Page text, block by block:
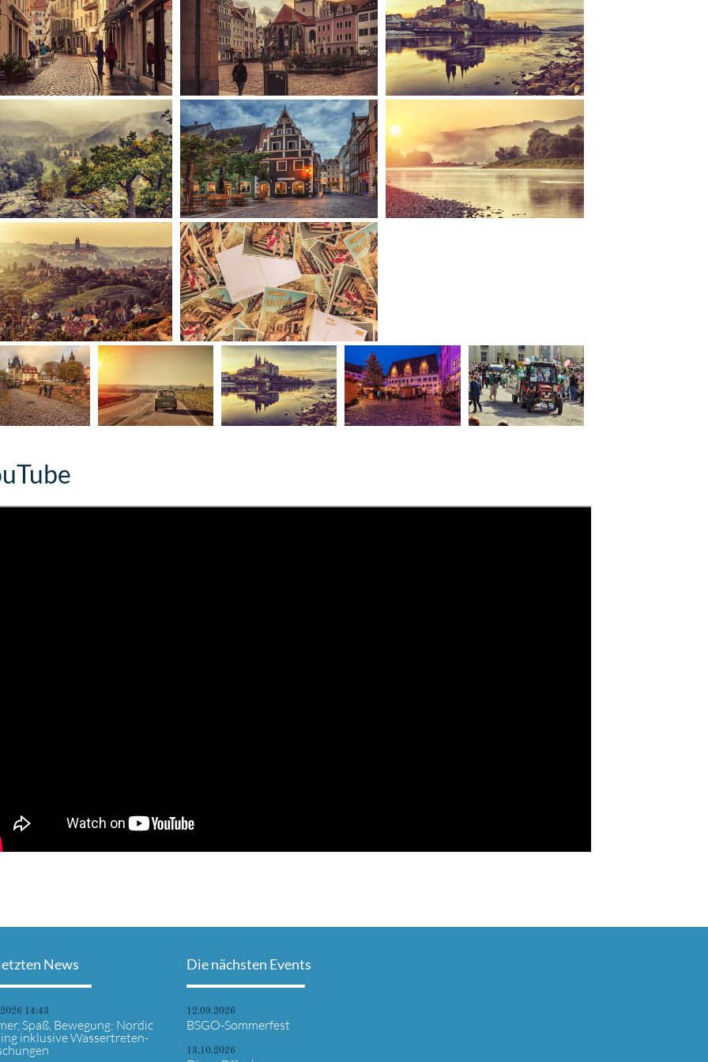
News
14:43
Spaß, Bewegung: Nordic
inklusive Wassertreten-
Die nächsten Events
12.09.2026
BSGO-Sommerfest
13.10.2026